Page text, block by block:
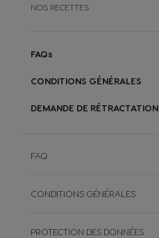
NOS RECETTES
FAQs
CONDITIONS GÉNÉRALES
DEMANDE DE RÉTRACTATION
FAQ
CONDITIONS GÉNÉRALES
PROTECTION DES DONNÉES